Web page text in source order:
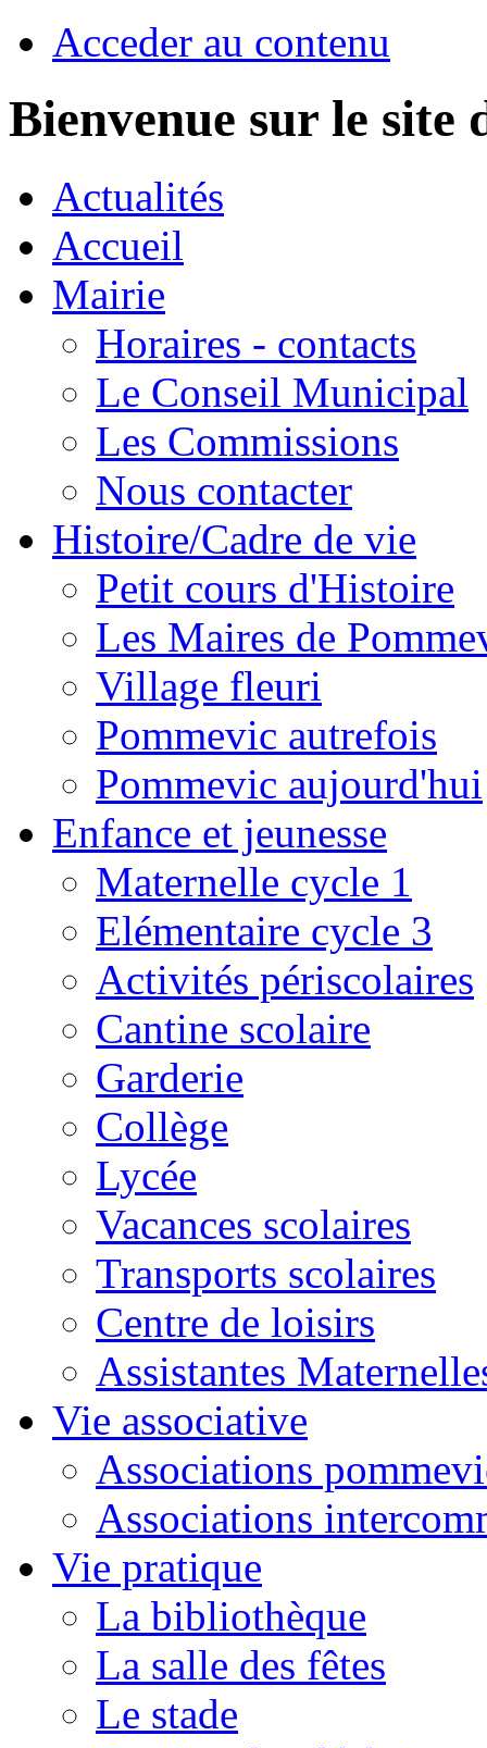
Acceder au contenu
Bienvenue sur le site
Actualités
Accueil
Mairie
Horaires - contacts
Le Conseil Municipal
Les Commissions
Nous contacter
Histoire/Cadre de vie
Petit cours d'Histoire
Les Maires de
Village fleuri
Pommevic autrefois
Pommevic aujourd'hui
Enfance et jeunesse
Maternelle cycle 1
Elémentaire cycle 3
Activités périscolaires
Cantine scolaire
Garderie
Collège
Lycée
Vacances scolaires
Transports scolaires
Centre de loisirs
Assistantes
Vie associative
Associations
Associations
Vie pratique
La bibliothèque
La salle des fêtes
Le stade